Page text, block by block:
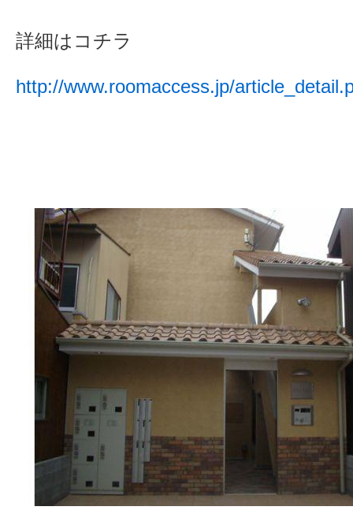
詳細はコチラ
http://www.roomaccess.jp/